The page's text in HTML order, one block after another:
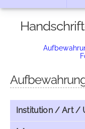
Institution / Art /